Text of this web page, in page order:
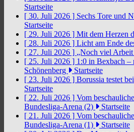
Startseite
[ 30. Juli 2026 ] Sechs Tore und
Startseite
[ 29. Juli 2026 ] Mit dem Herzen
[ 28. Juli 2026 ] Licht am Ende
[ 27. Juli 2026 ] „Noch viel
[ 25. Juli 2026 ] 1:0 in Bexbach –
Schönenberg
Startseite
[ 23. Juli 2026 ] Borussia testet
Startseite
[ 22. Juli 2026 ] Vom
Bundesliga-Arena (2)
Startseite
[ 21. Juli 2026 ] Vom
Bundesliga-Arena (1)
Startseite